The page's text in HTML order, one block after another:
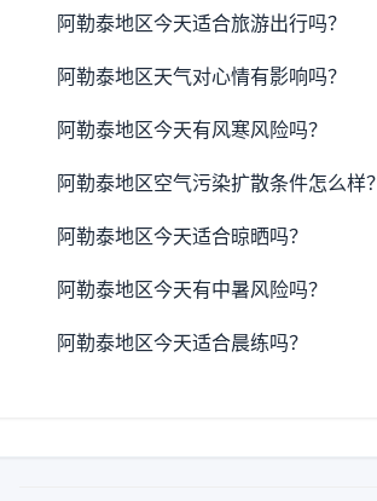
阿勒泰地区今天适合旅游出行吗？
阿勒泰地区天气对心情有影响吗？
阿勒泰地区今天有风寒风险吗？
阿勒泰地区空气污染扩散条件怎么样？
阿勒泰地区今天适合晾晒吗？
阿勒泰地区今天有中暑风险吗？
阿勒泰地区今天适合晨练吗？